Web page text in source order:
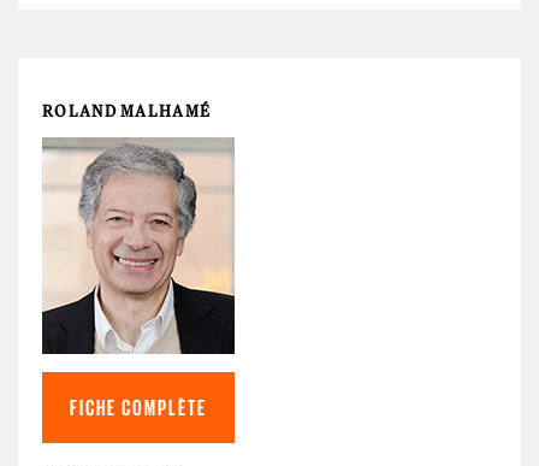
ROLAND MALHAMÉ
FICHE COMPLÈTE